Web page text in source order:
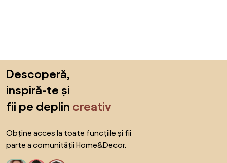
Descoperă,
inspiră-te și
fii pe deplin creativ
Obține acces la toate funcțiile și fii
parte a comunității Home&Decor.